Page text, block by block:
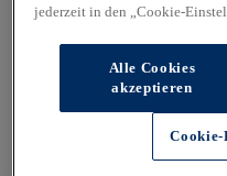
jederzeit in den „Cookie-
Alle Cookies
akzeptieren